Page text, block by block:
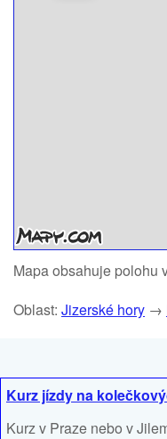
Mapa obsahuje polohu
Oblast: Jizerské hory →
Kurz jízdy na
Kurz v Praze nebo v